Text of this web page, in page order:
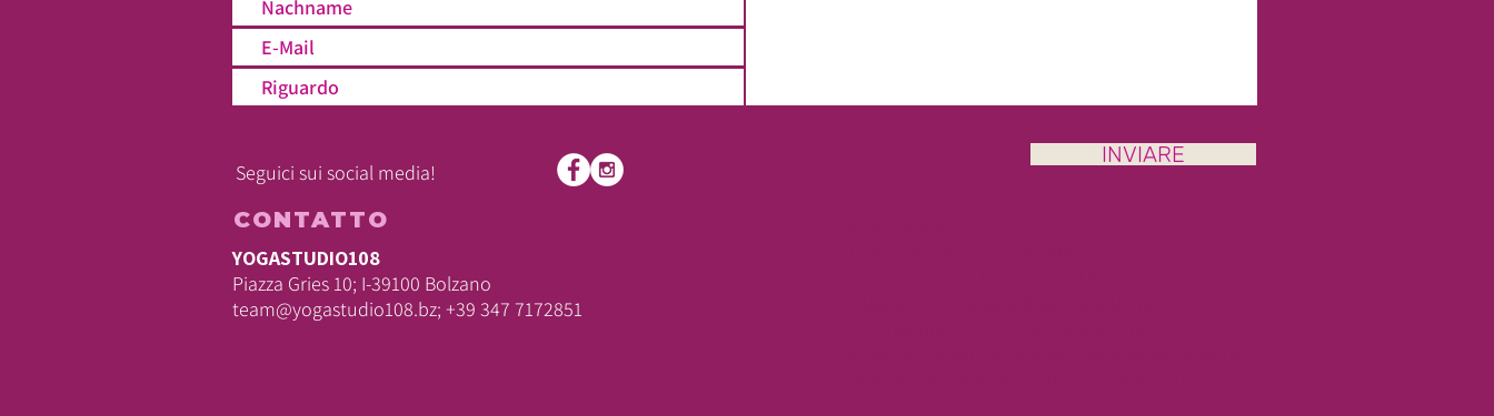
Seguici sui social media!
INVIARE
CONTATTO
YOGASTUDIO108
Piazza Gries 10; I-39100 Bolzano
team@yogastudio108.bz; +39 347 7172851